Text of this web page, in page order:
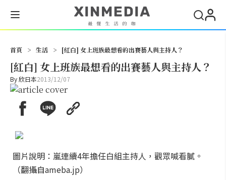
首頁 > 生活 > [紅白] 女上班族最想看的出賽藝人與主持人？
[紅白] 女上班族最想看的出賽藝人與主持人？
By欣日本2013/12/07
圖片說明：嵐連續4年擔任白組主持人，觀眾喊看膩。
（翻攝自ameba.jp）